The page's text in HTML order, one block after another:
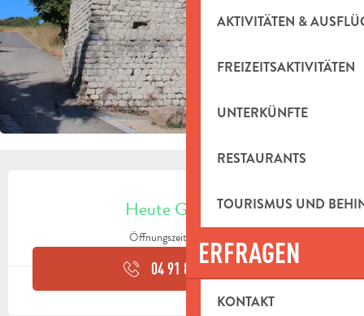
AKTIVITÄTEN &
FREIZEITSAKTIVITÄTEN
UNTERKÜNFTE
RESTAURANTS
TOURISMUS UND
ERFRAGEN
KONTAKT
Heute Geöffnet
Öffnungszeiten ansehen
04 91 88 44▒▒